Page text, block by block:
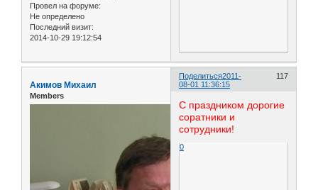
Провел на форуме:
Не определено
Последний визит:
2014-10-29 19:12:54
Поделиться 117
2011-
08-01 11:36:15
Акимов Михаил
Members
С праздником дорогие
соратники и
сотрудники!
0